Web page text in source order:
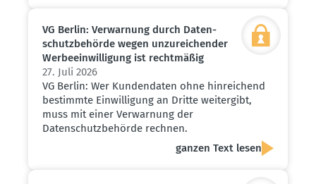
VG Berlin: Verwarnung durch Daten­
schutz­be­hörde wegen unzurei­chender
Werbe­ein­wil­ligung ist recht­mäßig
27. Juli 2026
VG Berlin: Wer Kundendaten ohne hinreichend
bestimmte Einwilligung an Dritte weitergibt,
muss mit einer Verwarnung der
Datenschutzbehörde rechnen.
ganzen Text lesen